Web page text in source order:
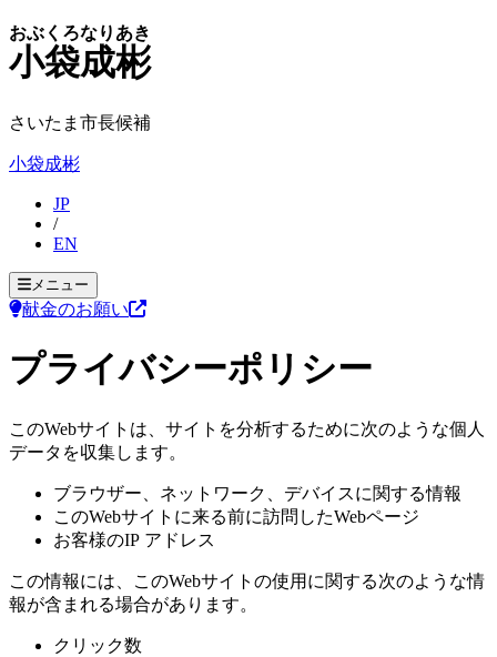
小袋成彬
おぶくろなりあき
さいたま市長候補
小袋成彬
JP
/
EN
メニュー
献金のお願い
プライバシーポリシー
このWebサイトは、サイトを分析するために次のような個人
データを収集します。
ブラウザー、ネットワーク、デバイスに関する情報
このWebサイトに来る前に訪問したWebページ
お客様のIP アドレス
この情報には、このWebサイトの使用に関する次のような情
報が含まれる場合があります。
クリック数